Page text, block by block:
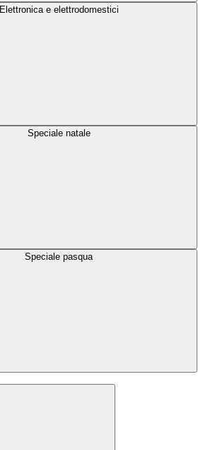
Elettronica e elettrodomestici
Speciale natale
Speciale pasqua